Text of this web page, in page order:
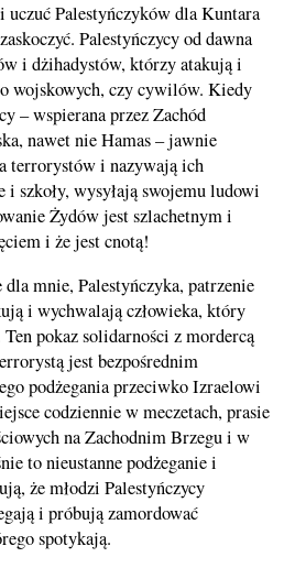
Palestyńczyków dla Kuntara
Palestyńczycy od dawna
i dżihadystów, którzy atakują i
wojskowych, czy cywilów. Kiedy
– wspierana przez Zachód
nawet nie Hamas – jawnie
terrorystów i nazywają ich
szkoły, wysyłają swojemu ludowi
Żydów jest szlachetnym i
i że jest cnotą!
dla mnie, Palestyńczyka, patrzenie
i wychwalają człowieka, który
pokaz solidarności z mordercą
jest bezpośrednim
podżegania przeciwko Izraelowi
codziennie w meczetach, prasie
na Zachodnim Brzegu i w
to nieustanne podżeganie i
że młodzi Palestyńczycy
i próbują zamordować
spotykają.